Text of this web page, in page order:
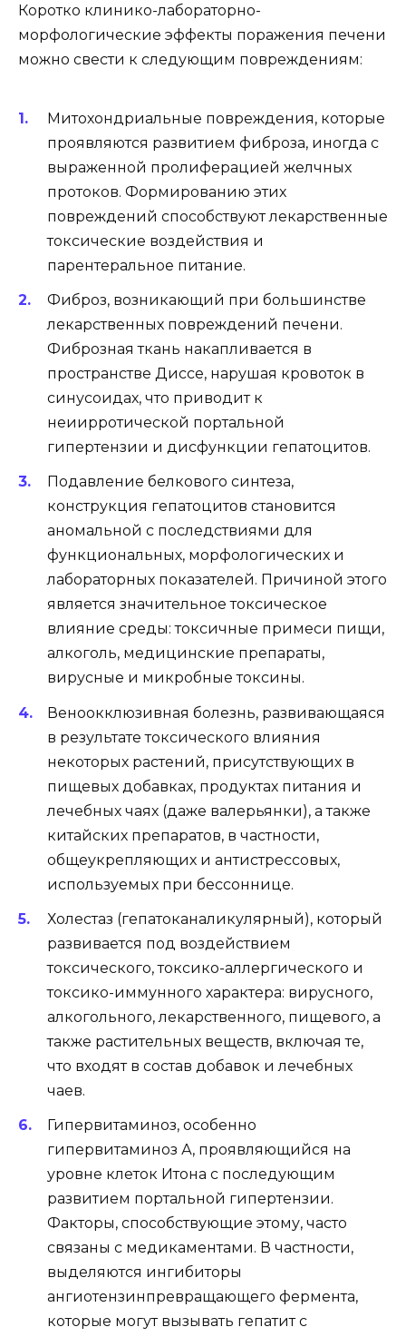
Коротко клинико-лабораторно-
морфологические эффекты поражения печени
можно свести к следующим повреждениям:
Митохондриальные повреждения, которые
проявляются развитием фиброза, иногда с
выраженной пролиферацией желчных
протоков. Формированию этих
повреждений способствуют лекарственные
токсические воздействия и
парентеральное питание.
Фиброз, возникающий при большинстве
лекарственных повреждений печени.
Фиброзная ткань накапливается в
пространстве Диссе, нарушая кровоток в
синусоидах, что приводит к
неиирротической портальной
гипертензии и дисфункции гепатоцитов.
Подавление белкового синтеза,
конструкция гепатоцитов становится
аномальной с последствиями для
функциональных, морфологических и
лабораторных показателей. Причиной этого
является значительное токсическое
влияние среды: токсичные примеси пищи,
алкоголь, медицинские препараты,
вирусные и микробные токсины.
Веноокклюзивная болезнь, развивающаяся
в результате токсического влияния
некоторых растений, присутствующих в
пищевых добавках, продуктах питания и
лечебных чаях (даже валерьянки), а также
китайских препаратов, в частности,
общеукрепляющих и антистрессовых,
используемых при бессоннице.
Холестаз (гепатоканаликулярный), который
развивается под воздействием
токсического, токсико-аллергического и
токсико-иммунного характера: вирусного,
алкогольного, лекарственного, пищевого, а
также растительных веществ, включая те,
что входят в состав добавок и лечебных
чаев.
Гипервитаминоз, особенно
гипервитаминоз А, проявляющийся на
уровне клеток Итона с последующим
развитием портальной гипертензии.
Факторы, способствующие этому, часто
связаны с медикаментами. В частности,
выделяются ингибиторы
ангиотензинпревращающего фермента,
которые могут вызывать гепатит с